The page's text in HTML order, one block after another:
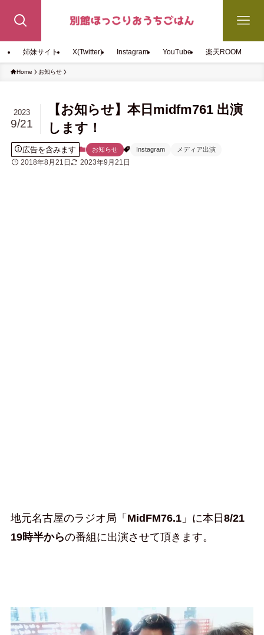
姉妹サイト X(Twitter) Instagram YouTube 楽天ROOM
Home お知らせ
【お知らせ】本日midfm761 出演
します！
2023
9/21
広告を含みます お知らせ Instagram メディア出演
2018年8月21日 2023年9月21日
地元名古屋のラジオ局「 MidFM76.1」に本日8/21
19時半からの番組に出演させて頂きます。